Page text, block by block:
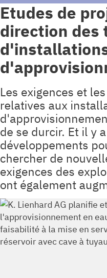
Etudes de
direction des
Les exigences et
relatives aux
de se durcir. Et il y
développements
chercher de
exigences des
ont également